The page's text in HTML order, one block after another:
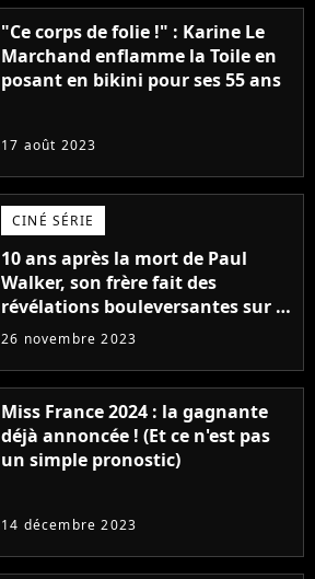
"Ce corps de folie !" : Karine Le
Marchand enflamme la Toile en
posant en bikini pour ses 55 ans
17 août 2023
CINÉ SÉRIE
10 ans après la mort de Paul
Walker, son frère fait des
révélations bouleversantes sur la
réaction des acteurs de Fast and
26 novembre 2023
Miss France 2024 : la gagnante
déjà annoncée ! (Et ce n'est pas
un simple pronostic)
14 décembre 2023